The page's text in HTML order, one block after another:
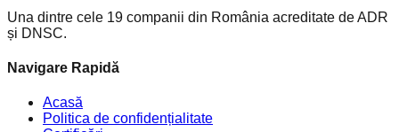
Una dintre cele 19 companii din România acreditate de ADR
și DNSC.
Navigare Rapidă
Acasă
Politica de confidențialitate